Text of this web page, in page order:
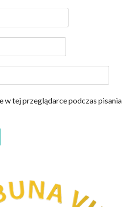
w tej przeglądarce podczas pisania